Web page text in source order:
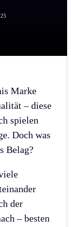
Marke
– diese
spielen
Doch was
Belag?
der
– besten